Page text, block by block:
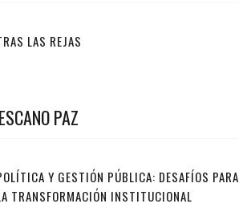
LAS REJAS
PAZ
Y GESTIÓN PÚBLICA: DESAFÍOS PARA
TRANSFORMACIÓN INSTITUCIONAL